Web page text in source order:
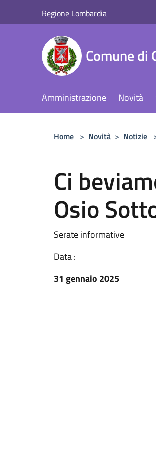
Regione Lombardia
Comune di
Amministrazione Novità
Home > Novità > Notizie
Ci
Osio
Serate informative
Data :
31 gennaio 2025